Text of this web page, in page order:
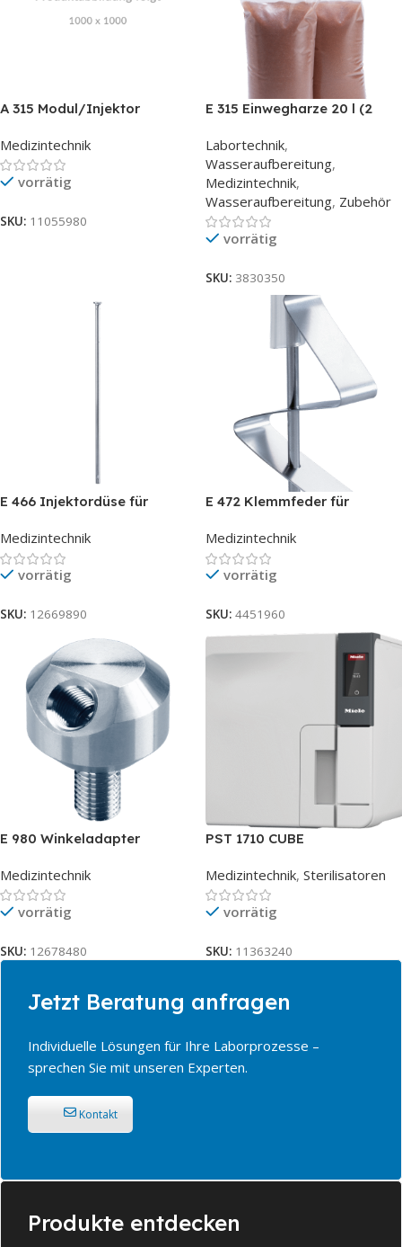
A 315 Modul/Injektor
Medizintechnik
vorrätig
SKU: 11055980
E 315 Einwegharze 20 l (2
Labortechnik,
Wasseraufbereitung,
Medizintechnik,
Wasseraufbereitung, Zubehör
vorrätig
SKU: 3830350
E 466 Injektordüse für
Medizintechnik
vorrätig
SKU: 12669890
E 472 Klemmfeder für
Medizintechnik
vorrätig
SKU: 4451960
E 980 Winkeladapter
Medizintechnik
vorrätig
SKU: 12678480
PST 1710 CUBE
Medizintechnik, Sterilisatoren
vorrätig
SKU: 11363240
Jetzt Beratung anfragen
Individuelle Lösungen für Ihre Laborprozesse –
sprechen Sie mit unseren Experten.
Kontakt
Produkte entdecken